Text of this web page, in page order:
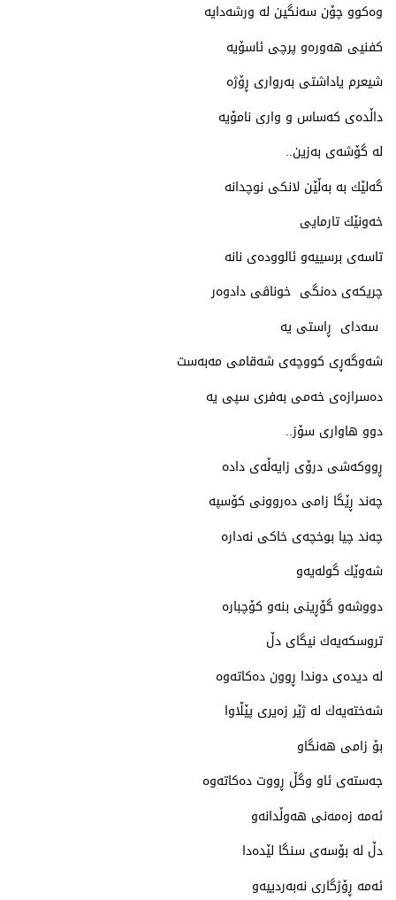
وه‌كوو چۆن سه‌نگین له‌ ورشه‌دایه‌
كفنیی هه‌وره‌و پرچی ئاسۆیه‌
شیعرم یاداشتی به‌رواری ڕۆژه‌
داڵده‌ی كه‌ساس و واری نامۆیه‌
له‌ گۆشه‌ی به‌زین..
گه‌لێك به‌ به‌ڵێن لانكی نوچدانه‌
خه‌ونێك تارمایی
تاسه‌ی برسییه‌و ئالووده‌ی نانه‌
چریكه‌ی ده‌نگی خوناڤی دادوه‌ر
سه‌دای ڕاستی یه‌
شه‌وگه‌ڕی كووچه‌ی شه‌قامی مه‌به‌ست
ده‌سرازه‌ی خه‌می به‌فری سپی یه‌
دوو هاواری سۆز..
ڕووكه‌شی درۆی زایه‌ڵه‌ی داده‌
چه‌ند ڕێگا زامی ده‌روونی كۆسپه‌
چه‌ند چیا بوخچه‌ی خاكی نه‌داره‌
شه‌وێك گوله‌یه‌و
دووشه‌و گۆڕینی بنه‌و كۆچباره‌
تروسكه‌یه‌ك نیگای دڵ
له‌ دیده‌ی دوندا ڕوون ده‌كاته‌وه‌
شه‌خته‌یه‌ك له‌ ژێر زەیری پێڵاوا
بۆ زامی هه‌نگاو
جه‌سته‌ی ئاو وگڵ ڕووت ده‌كاته‌وه‌
ئه‌مه‌ زه‌مه‌نی هه‌وڵدانه‌و
دڵ له‌ بۆسه‌ی سنگا لێده‌دا
ئه‌مه‌ ڕۆژگاری نه‌به‌ردییه‌و